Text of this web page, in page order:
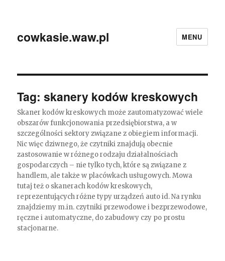
cowkasie.waw.pl MENU
Tag:skanery kodów kreskowych
Skaner kodów kreskowych może zautomatyzować wiele
obszarów funkcjonowania przedsiębiorstwa, a w
szczególności sektory związane z obiegiem informacji.
Nic więc dziwnego, że czytniki znajdują obecnie
zastosowanie w różnego rodzaju działalnościach
gospodarczych – nie tylko tych, które są związane z
handlem, ale także w placówkach usługowych. Mowa
tutaj też o skanerach kodów kreskowych,
reprezentujących różne typy urządzeń auto id. Na rynku
znajdziemy m.in. czytniki przewodowe i bezprzewodowe,
ręczne i automatyczne, do zabudowy czy po prostu
stacjonarne.